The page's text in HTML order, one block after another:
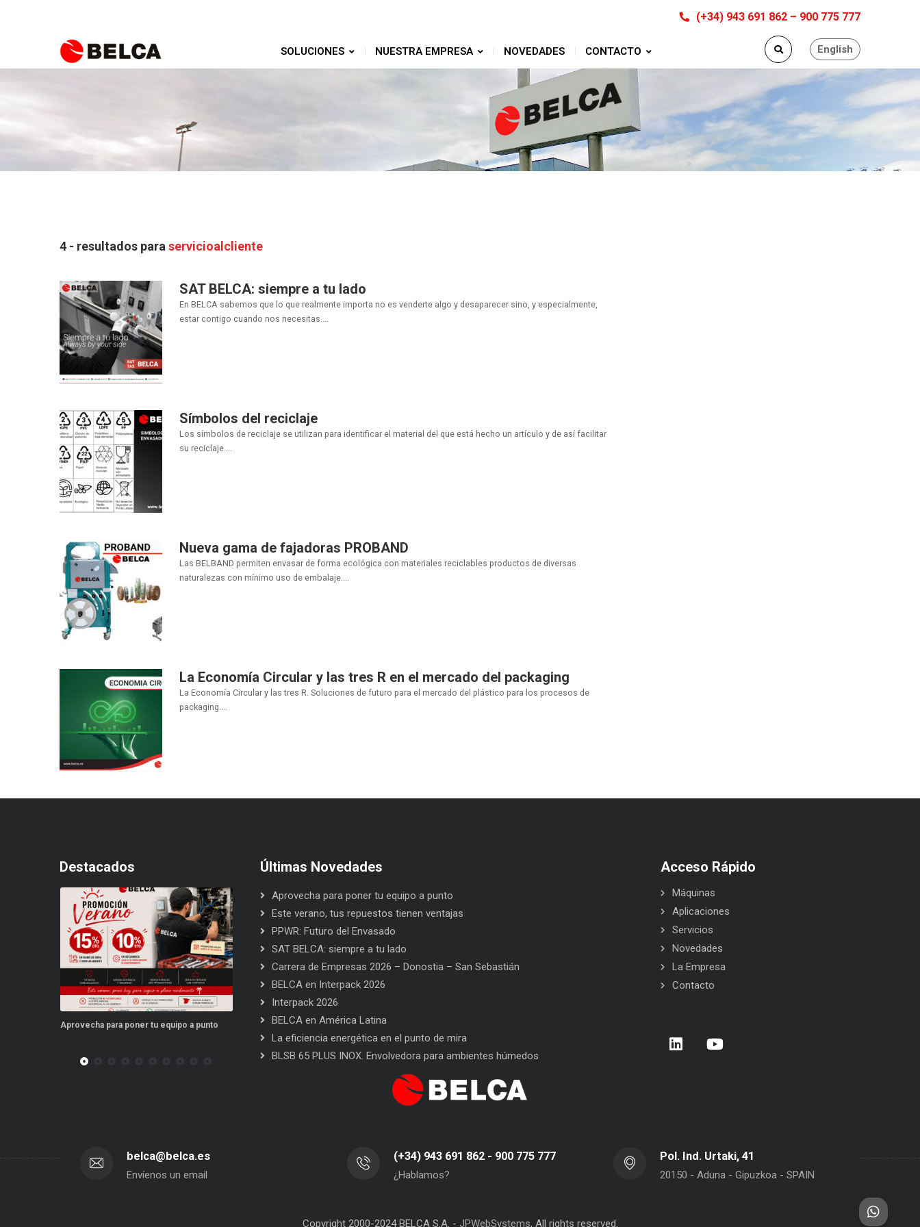
(+34) 943 691 862 – 900 775 777
English
SOLUCIONES NUESTRA EMPRESA NOVEDADES CONTACTO
4 - resultados para servicioalcliente
SAT BELCA: siempre a tu lado
En BELCA sabemos que lo que realmente importa no es venderte algo y desaparecer sino, y especialmente,
estar contigo cuando nos necesitas....
Símbolos del reciclaje
Los símbolos de reciclaje se utilizan para identificar el material del que está hecho un artículo y de así facilitar
su reciclaje....
Nueva gama de fajadoras PROBAND
Las BELBAND permiten envasar de forma ecológica con materiales reciclables productos de diversas
naturalezas con mínimo uso de embalaje....
La Economía Circular y las tres R en el mercado del packaging
La Economía Circular y las tres R. Soluciones de futuro para el mercado del plástico para los procesos de
packaging....
Destacados
poner tu equipo a punto Este verano, tus repuestos tienen ventajas PPWR: Futuro del Envasado
San Sebastián
Últimas Novedades
Aprovecha para poner tu equipo a punto
Este verano, tus repuestos tienen ventajas
PPWR: Futuro del Envasado
SAT BELCA: siempre a tu lado
Carrera de Empresas 2026 – Donostia – San Sebastián
BELCA en Interpack 2026
Interpack 2026
BELCA en América Latina
La eficiencia energética en el punto de mira
BLSB 65 PLUS INOX. Envolvedora para ambientes húmedos
Acceso Rápido
Máquinas
Aplicaciones
Servicios
Novedades
La Empresa
Contacto
belca@belca.es
Envíenos un email
(+34) 943 691 862 - 900 775 777
¿Hablamos?
Pol. Ind. Urtaki, 41
20150 - Aduna - Gipuzkoa - SPAIN
Copyright 2000-2024 BELCA S.A. - JPWebSystems, All rights reserved.